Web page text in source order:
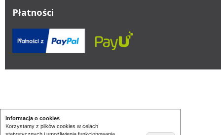
Informacja o cookies
Korzystamy z plików cookies w celach
Płatności